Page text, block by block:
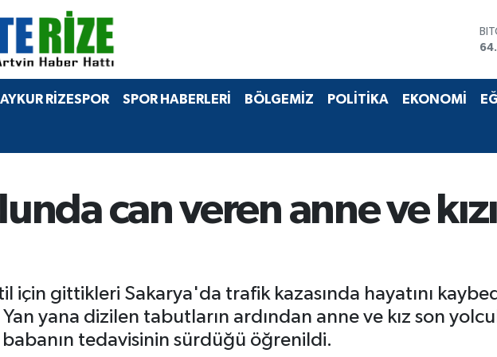
RİZESPOR SPOR HABERLERİ BÖLGEMİZ POLİTİKA EKONOMİ
can veren anne ve
için gittikleri Sakarya'da trafik kazasında hayatını
Yan yana dizilen tabutların ardından anne ve kız son
babanın tedavisinin sürdüğü öğrenildi.